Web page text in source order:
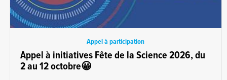
Appel à participation
Appel à initiatives Fête de la Science 2026, du
2 au 12 octobre😀